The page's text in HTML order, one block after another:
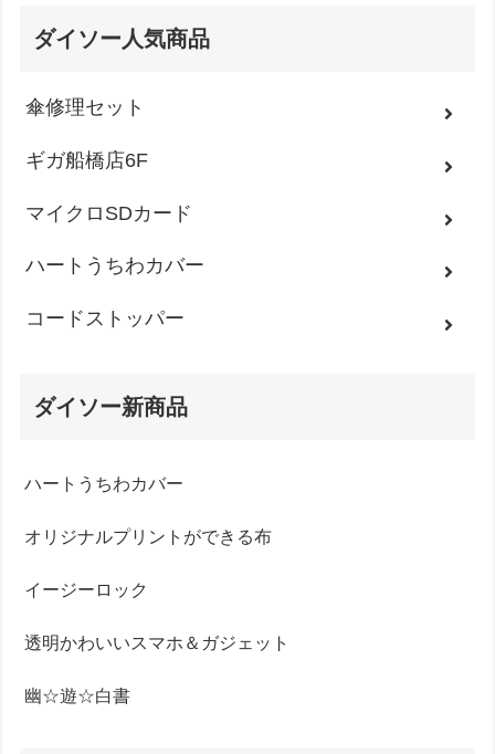
ダイソー人気商品
傘修理セット
ギガ船橋店6F
マイクロSDカード
ハートうちわカバー
コードストッパー
ダイソー新商品
ハートうちわカバー
オリジナルプリントができる布
イージーロック
透明かわいいスマホ＆ガジェット
幽☆遊☆白書